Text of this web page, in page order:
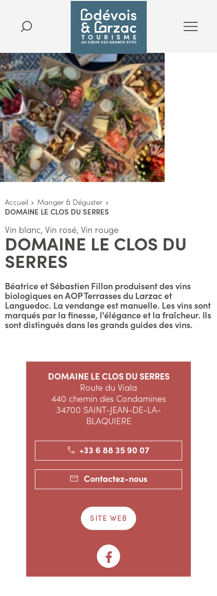
Accueil
Manger & Déguster
DOMAINE LE CLOS DU SERRES
Vin blanc, Vin rosé, Vin rouge
DOMAINE LE CLOS DU
SERRES
Béatrice et Sébastien Fillon produisent des vins
biologiques en AOP Terrasses du Larzac et
Languedoc. La vendange est manuelle. Les vins sont
marqués par la finesse, l'élégance et la fraîcheur. Ils
sont distingués dans les grands guides des vins.
DOMAINE LE CLOS DU SERRES
Route du Viala
440 chemin des Condamines
34700 SAINT-JEAN-DE-LA-
BLAQUIERE
+33 6 88 35 90 07
Contactez-nous
SITE WEB